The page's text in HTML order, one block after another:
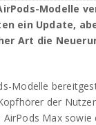
Modelle
ein Update,
Art die
Modelle
der
Max sowie